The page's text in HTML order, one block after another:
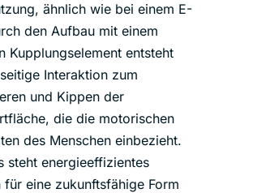
ähnlich wie bei einem E-
den Aufbau mit einem
Kupplungselement entsteht
Interaktion zum
und Kippen der
die die motorischen
des Menschen einbezieht.
steht energieeffizientes
für eine zukunftsfähige Form